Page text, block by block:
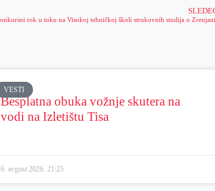
VESTI
Besplatna obuka vožnje skutera na
vodi na Izletištu Tisa
6. avgust 2026. 21:25